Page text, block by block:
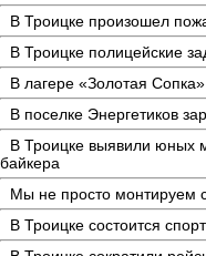
В Троицке произошел
В Троицке полицейские
В лагере «Золотая
В поселке Энергетиков
В Троицке выявили юных
байкера
Мы не просто монтируем
В Троицке состоится